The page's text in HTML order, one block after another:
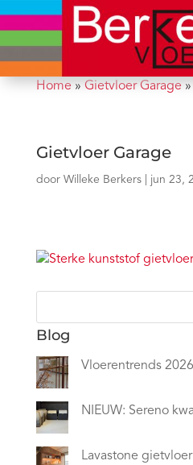
Home» Gietvloer Garage»
Gietvloer Garage
door Willeke Berkers| jun 23,
Blog
Vloerentrends 2026
NIEUW: Sereno
Lavastone